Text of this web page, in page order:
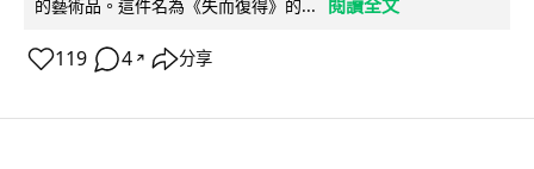
的藝術品。這件名為《失而復得》的...
閱讀全文
119 4 ↗ 分享